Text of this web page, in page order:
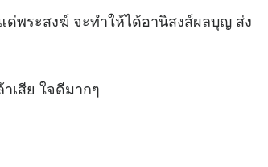
พระสงฆ์ จะทำให้ได้อานิสงส์ผลบุญ ส่ง
เสีย ใจดีมากๆ